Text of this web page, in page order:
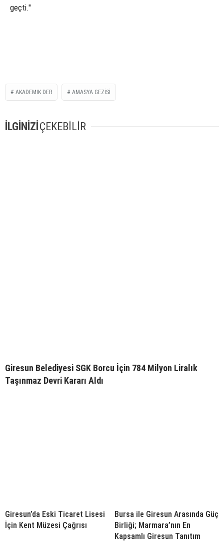
geçti."
AKADEMIK DER AMASYA GEZISI
İLGİNİZİ ÇEKEBİLİR
Giresun Belediyesi SGK Borcu İçin 784 Milyon Liralık
Taşınmaz Devri Kararı Aldı
Giresun’da Eski Ticaret Lisesi
İçin Kent Müzesi Çağrısı
Bursa ile Giresun Arasında Güç
Birliği; Marmara’nın En
Kapsamlı Giresun Tanıtım